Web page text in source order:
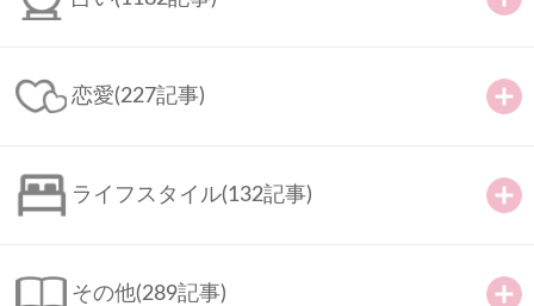
恋愛(227記事)
ライフスタイル(132記事)
その他(289記事)